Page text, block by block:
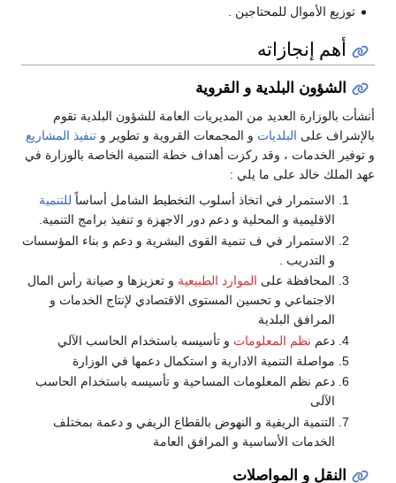
توزيع الأموال للمحتاجين .
أهم إنجازاته
الشؤون البلدية و القروية
أنشأت بالوزارة العديد من المديريات العامة للشؤون البلدية تقوم
بالإشراف على البلديات و المجمعات القروية و تطوير و تنفيذ المشاريع
و توفير الخدمات ، وقد ركزت أهداف خطة التنمية الخاصة بالوزارة في
عهد الملك خالد على ما يلي :
الاستمرار في اتخاذ أسلوب التخطيط الشامل أساساً للتنمية
الاقليمية و المحلية و دعم دور الاجهزة و تنفيذ برامج التنمية.
الاستمرار في ف تنمية القوى البشرية و دعم و بناء المؤسسات
و التدريب .
المحافظة على الموارد الطبيعية و تعزيزها و صيانة رأس المال
الاجتماعي و تحسين المستوى الاقتصادي لإنتاج الخدمات و
المرافق البلدية
دعم نظم المعلومات و تأسيسه باستخدام الحاسب الآلي
مواصلة التنمية الادارية و استكمال دعمها في الوزارة
دعم نظم المعلومات المساحية و تأسيسه باستخدام الحاسب
الآلى
التنمية الريفية و النهوض بالقطاع الريفي و دعمة بمختلف
الخدمات الأساسية و المرافق العامة
النقل و المواصلات